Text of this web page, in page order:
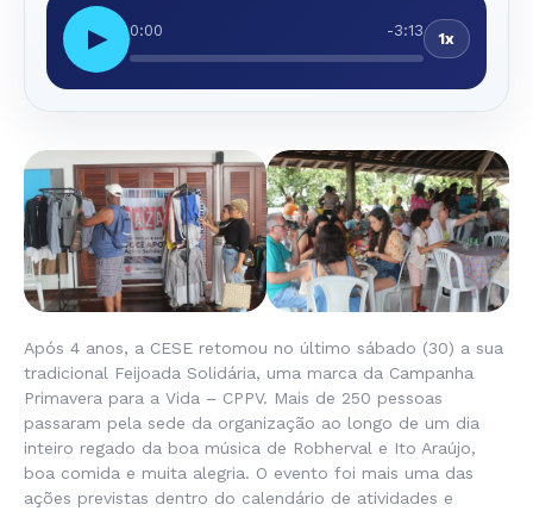
▶ 0:00 -3:13 1x
Após 4 anos, a CESE retomou no último sábado (30) a sua
tradicional Feijoada Solidária, uma marca da Campanha
Primavera para a Vida – CPPV. Mais de 250 pessoas
passaram pela sede da organização ao longo de um dia
inteiro regado da boa música de Robherval e Ito Araújo,
boa comida e muita alegria. O evento foi mais uma das
ações previstas dentro do calendário de atividades e